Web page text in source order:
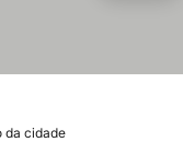
da cidade